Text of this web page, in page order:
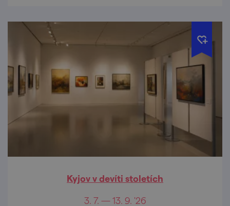
Kyjov v devíti stoletích
3. 7. — 13. 9. '26